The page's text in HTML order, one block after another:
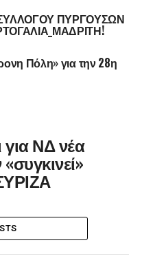
ΠΥΡΓΟΥΣΩΝ
Πόλη» για την 28η
για ΝΔ νέα